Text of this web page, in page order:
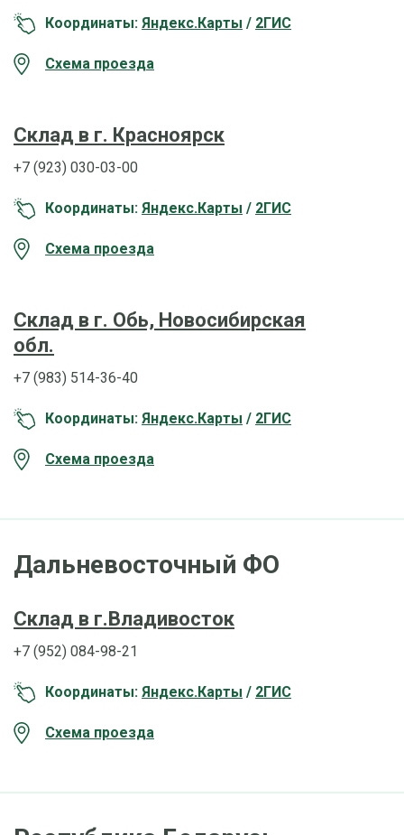
Координаты: Яндекс.Карты / 2ГИС
Схема проезда
Склад в г. Красноярск
+7 (923) 030-03-00
Координаты: Яндекс.Карты / 2ГИС
Схема проезда
Склад в г. Обь, Новосибирская
обл.
+7 (983) 514-36-40
Координаты: Яндекс.Карты / 2ГИС
Схема проезда
Дальневосточный ФО
Склад в г.Владивосток
+7 (952) 084-98-21
Координаты: Яндекс.Карты / 2ГИС
Схема проезда